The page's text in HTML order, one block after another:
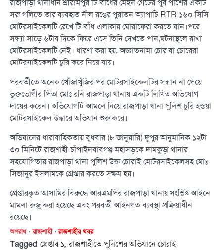
রাজপাড়া থানাধীন শ্রীরামপুর টি-বাঁধের মেইন গেটের পূর্ব পাশের একটি
সরু গলিতে তার ব্যবহৃত নীল রঙের পুরাতন অ্যাপাচি RTR ১৬০ সিসি
মোটরসাইকেলটি রেখে টি-বাঁধ এলাকায় ঘোরাফেরা করতে যান।পরে
সন্ধ্যা সাড়ে ৬টার দিকে ফিরে এসে তিনি দেখতে পান,ঘটনাস্থলে রাখা
মোটরসাইকেলটি নেই। ধারণা করা হয়, অজ্ঞাতনামা চোর বা চোরেরা
মোটরসাইকেলটি চুরি করে নিয়ে যায়।
পরবর্তীতে অনেক খোঁজাখুঁজির পর মোটরসাইকেলটির সন্ধান না পেয়ে
ভুক্তভোগীর পিতা মোঃ রনি রাজপাড়া থানায় একটি লিখিত অভিযোগ
দায়ের করেন। অভিযোগটি আমলে নিয়ে রাজপাড়া থানা পুলিশ চুরি হওয়া
মোটরসাইকেল উদ্ধারে অভিযান শুরু করে।
অভিযানের ধারাবাহিকতায় বুধবার (৮ জানুয়ারি) দুপুর আনুমানিক ১২টা
৩০ মিনিটে রাজশাহী-চাঁপাইনবাবগঞ্জ মহাসড়কে দামকুড়া থানার
সহযোগিতায় রাজপাড়া থানা পুলিশ উক্ত চোরাই মোটরসাইকেলসহ মোঃ
সিজানুর ইসলামকে গ্রেপ্তার করতে সক্ষম হয়।
গ্রেপ্তারকৃত আসামির বিরুদ্ধে আরএমপির রাজপাড়া থানায় সংশ্লিষ্ট আইনে
মামলা রুজু করা হয়েছে এবং পরবর্তী আইনগত ব্যবস্থা প্রক্রিয়াধীন
রয়েছে।
অপরাধ রাজশাহী রাজশাহীর খবর
Tagged গ্রেপ্তার ১,রাজশাহীতে পুলিশের অভিযানে চোরাই